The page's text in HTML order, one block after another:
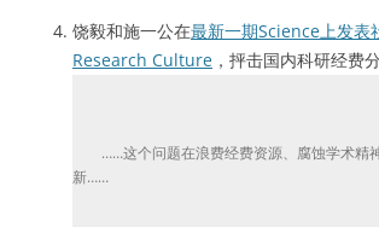
饶毅和施一公在最新一期Science上发表
Research Culture ，抨击国内科研经费
……这个问题在浪费经费资源、腐蚀学术精
新……